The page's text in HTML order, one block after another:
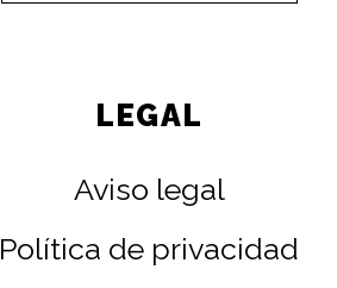
LEGAL
Aviso legal
Política de privacidad